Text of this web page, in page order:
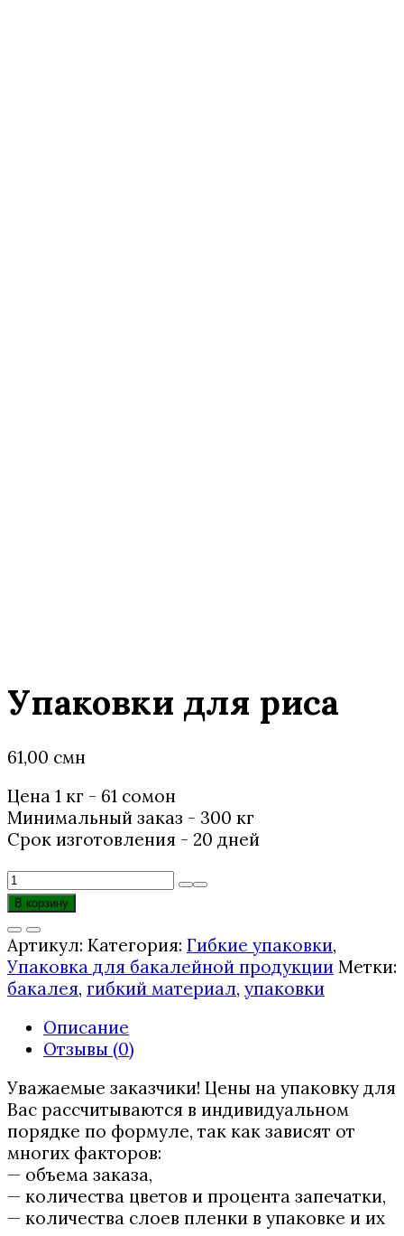
Упаковки для риса
61,00 смн
Цена 1 кг - 61 сомонӣ
Минимальный заказ - 300 кг
Срок изготовления - 20 дней
Количество
товара
для
риса
В корзину
Артикул: Категория: Гибкие упаковки,
Упаковка для бакалейной продукции Метки:
бакалея, гибкий материал, упаковки
Описание
Отзывы (0)
Уважаемые заказчики! Цены на упаковку для
Вас рассчитываются в индивидуальном
порядке по формуле, так как зависят от
многих факторов:
— объема заказа,
— количества цветов и процента запечатки,
— количества слоев пленки в упаковке и их